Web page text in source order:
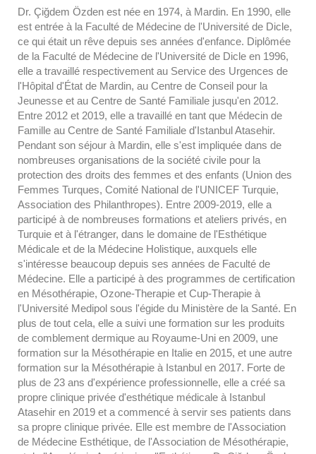
Dr. Çiğdem Özden est née en 1974, à Mardin. En 1990, elle
est entrée à la Faculté de Médecine de l'Université de Dicle,
ce qui était un rêve depuis ses années d'enfance. Diplômée
de la Faculté de Médecine de l'Université de Dicle en 1996,
elle a travaillé respectivement au Service des Urgences de
l'Hôpital d'État de Mardin, au Centre de Conseil pour la
Jeunesse et au Centre de Santé Familiale jusqu'en 2012.
Entre 2012 et 2019, elle a travaillé en tant que Médecin de
Famille au Centre de Santé Familiale d'Istanbul Atasehir.
Pendant son séjour à Mardin, elle s'est impliquée dans de
nombreuses organisations de la société civile pour la
protection des droits des femmes et des enfants (Union des
Femmes Turques, Comité National de l'UNICEF Turquie,
Association des Philanthropes). Entre 2009-2019, elle a
participé à de nombreuses formations et ateliers privés, en
Turquie et à l'étranger, dans le domaine de l'Esthétique
Médicale et de la Médecine Holistique, auxquels elle
s'intéresse beaucoup depuis ses années de Faculté de
Médecine. Elle a participé à des programmes de certification
en Mésothérapie, Ozone-Therapie et Cup-Therapie à
l'Université Medipol sous l'égide du Ministère de la Santé. En
plus de tout cela, elle a suivi une formation sur les produits
de comblement dermique au Royaume-Uni en 2009, une
formation sur la Mésothérapie en Italie en 2015, et une autre
formation sur la Mésothérapie à Istanbul en 2017. Forte de
plus de 23 ans d'expérience professionnelle, elle a créé sa
propre clinique privée d'esthétique médicale à Istanbul
Atasehir en 2019 et a commencé à servir ses patients dans
sa propre clinique privée. Elle est membre de l'Association
de Médecine Esthétique, de l'Association de Mésothérapie,